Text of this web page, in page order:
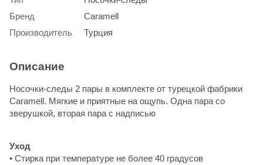
Бренд
Caramell
Производитель
Турция
Описание
Носочки-следы 2 пары в комплекте от турецкой фабрики
Caramell. Мягкие и приятные на ощупь. Одна пара со
зверушкой, вторая пара с надписью
Уход
• Стирка при температуре не более 40 градусов